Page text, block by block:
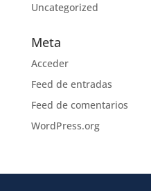
Uncategorized
Meta
Acceder
Feed de entradas
Feed de comentarios
WordPress.org